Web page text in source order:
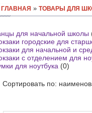
ГЛАВНАЯ » ТОВАРЫ ДЛЯ
для начальной школы
городские для
для начальной и
с отделением для
для ноутбука (0)
Сортировать по: